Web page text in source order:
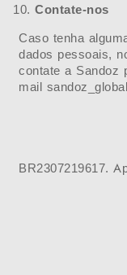
Contate-nos
Caso tenha
dados pessoais,
contate a Sandoz
mail
BR2307219617.